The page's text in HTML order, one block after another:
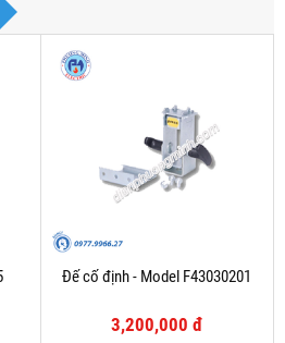
Đế cố định - Model F43030201
3,200,000 đ